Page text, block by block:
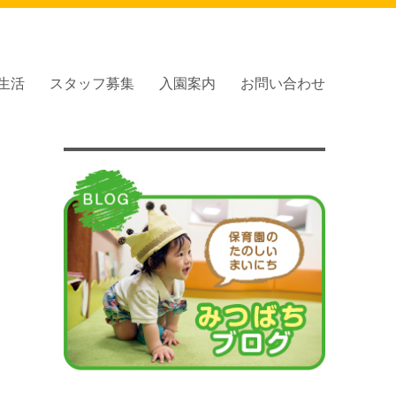
活 スタッフ募集 入園案内 お問い合わせ